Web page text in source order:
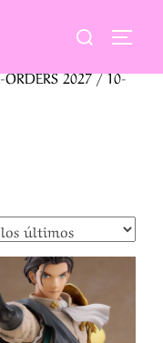
Buscar:
ORDERS 2027/ 10-